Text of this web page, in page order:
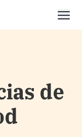
de